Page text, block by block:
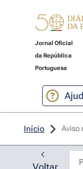
Jornal Oficial
da República
Portuguesa
Início Aviso